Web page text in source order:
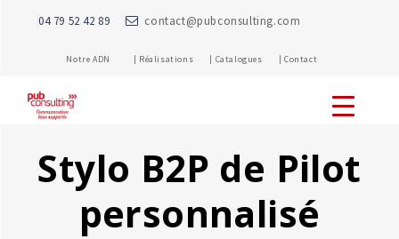
04 79 52 42 89 contact@pubconsulting.com
Notre ADN | Réalisations | Catalogues | Contact
Stylo B2P de Pilot
personnalisé